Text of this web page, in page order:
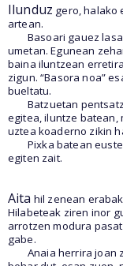
Ilunduz gero, halako
artean.
Basoari gauez
umetan. Egunean
baina iluntzean
zigun. “Basora noa”
bueltatu.
Batzuetan
egitea, iluntze batean,
uztea koaderno zikin
Pixka batean
egiten zait.
Aita hil zenean
Hilabeteak ziren inor
arrotzen modura
gabe.
Anaia herrira joan